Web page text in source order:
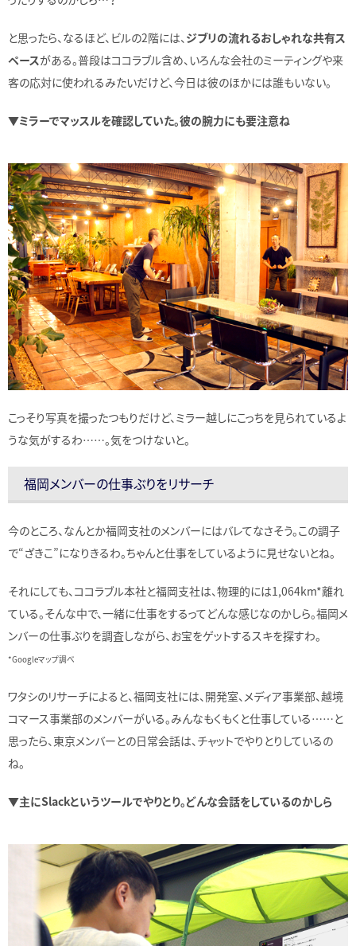
と思ったら、なるほど、ビルの2階には、 ジブリの流れるおしゃれな共有ス
ペースがある。普段はココラブル含め、いろんな会社のミーティングや来
客の応対に使われるみたいだけど、今日は彼のほかには誰もいない。
▼ミラーでマッスルを確認していた。彼の腕力にも要注意ね
こっそり写真を撮ったつもりだけど、ミラー越しにこっちを見られているよ
うな気がするわ……。気をつけないと。
福岡メンバーの仕事ぶりをリサーチ
今のところ、なんとか福岡支社のメンバーにはバレてなさそう。この調子
で“ざきこ”になりきるわ。ちゃんと仕事をしているように見せないとね。
それにしても、ココラブル本社と福岡支社は、物理的には1,064km*離れ
ている。そんな中で、一緒に仕事をするってどんな感じなのかしら。福岡メ
ンバーの仕事ぶりを調査しながら、お宝をゲットするスキを探すわ。
*Googleマップ調べ
ワタシのリサーチによると、福岡支社には、開発室、メディア事業部、越境
コマース事業部のメンバーがいる。みんなもくもくと仕事している……と
思ったら、東京メンバーとの日常会話は、チャットでやりとりしているの
ね。
▼主にSlackというツールでやりとり。どんな会話をしているのかしら